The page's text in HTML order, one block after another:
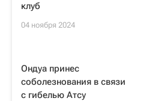
клуб
04 ноября 2024
Ондуа принес
соболезнования в связи
с гибелью Атсу